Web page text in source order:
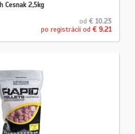
Cesnak 2,5kg
od € 10.23
po registrácii od € 9.21